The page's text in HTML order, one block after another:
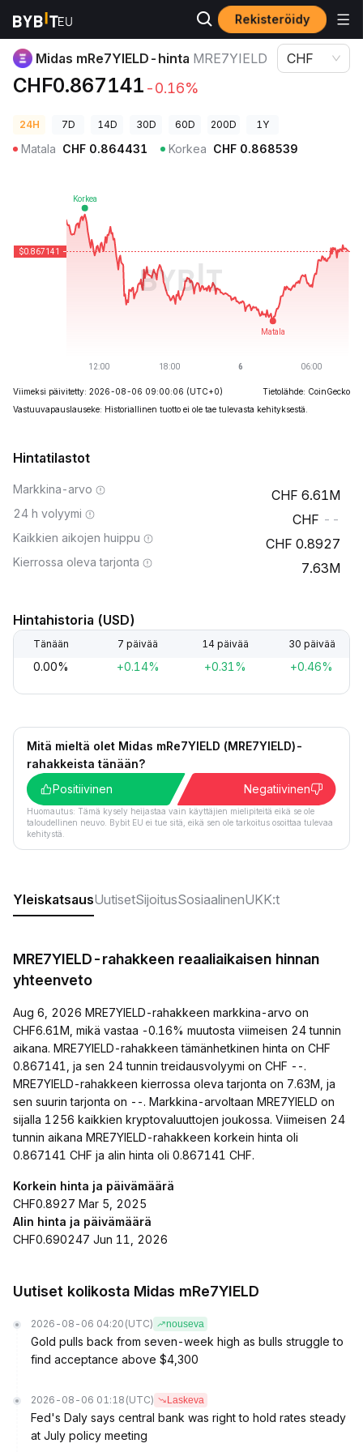
Rekisteröidy
Kryptohinnat Midas mRe7YIELD-hinta MRE7YIELD
Midas mRe7YIELD-hinta MRE7YIELD
CHF0.867141 -0.16%
CHF
24H 7D 14D 30D 60D 200D 1Y
Matala CHF 0.864431 Korkea CHF 0.868539
Viimeksi päivitetty: 2026-08-06 09:00:06 (UTC+0)
Tietolähde: CoinGecko
Vastuuvapauslauseke: Historiallinen tuotto ei ole tae tulevasta kehityksestä.
Hintatilastot
Markkina-arvo 6.61M
24 h volyymi --
Kaikkien aikojen huippu 0.8927
Kierrossa oleva tarjonta 7.63M
Hintahistoria (USD)
Tänään 7 päivää 14 päivää 30 päivää
0.00% +0.14% +0.31% +0.46%
Mitä mieltä olet Midas mRe7YIELD (MRE7YIELD)-
rahakkeista tänään?
Positiivinen
Negatiivinen
Huomautus: Tämä kysely heijastaa vain käyttäjien mielipiteitä eikä se ole
taloudellinen neuvo. Bybit EU ei tue sitä, eikä sen ole tarkoitus osoittaa tulevaa
kehitystä.
YleiskatsausUutisetSijoitusSosiaalinenUKK:t
MRE7YIELD-rahakkeen reaaliaikaisen hinnan
yhteenveto
Aug 6, 2026 MRE7YIELD-rahakkeen markkina-arvo on
CHF6.61M, mikä vastaa -0.16% muutosta viimeisen 24 tunnin
aikana. MRE7YIELD-rahakkeen tämänhetkinen hinta on CHF
0.867141, ja sen 24 tunnin treidausvolyymi on CHF --.
MRE7YIELD-rahakkeen kierrossa oleva tarjonta on 7.63M, ja
sen suurin tarjonta on --. Markkina-arvoltaan MRE7YIELD on
sijalla 1256 kaikkien kryptovaluuttojen joukossa. Viimeisen 24
tunnin aikana MRE7YIELD-rahakkeen korkein hinta oli
0.867141 CHF ja alin hinta oli 0.867141 CHF.
Korkein hinta ja päivämäärä
CHF0.8927 Mar 5, 2025
Alin hinta ja päivämäärä
CHF0.690247 Jun 11, 2026
Uutiset kolikosta Midas mRe7YIELD
2026-08-06 04:20 (UTC) nouseva
Gold pulls back from seven-week high as bulls struggle to
find acceptance above $4,300
2026-08-06 01:18 (UTC) Laskeva
Fed's Daly says central bank was right to hold rates steady
at July policy meeting